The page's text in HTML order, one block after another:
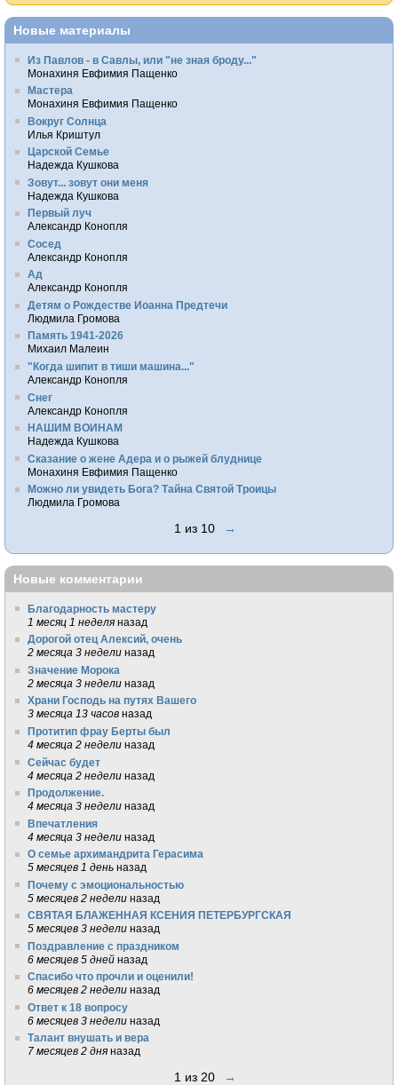
Новые материалы
Из Павлов - в Савлы, или "не зная броду..."
Монахиня Евфимия Пащенко
Мастера
Монахиня Евфимия Пащенко
Вокруг Солнца
Илья Криштул
Царской Семье
Надежда Кушкова
Зовут... зовут они меня
Надежда Кушкова
Первый луч
Александр Конопля
Сосед
Александр Конопля
Ад
Александр Конопля
Детям о Рождестве Иоанна Предтечи
Людмила Громова
Память 1941-2026
Михаил Малеин
"Когда шипит в тиши машина..."
Александр Конопля
Снег
Александр Конопля
НАШИМ ВОИНАМ
Надежда Кушкова
Сказание о жене Адера и о рыжей блуднице
Монахиня Евфимия Пащенко
Можно ли увидеть Бога? Тайна Святой Троицы
Людмила Громова
1 из 10 →
Новые комментарии
Благодарность мастеру
1 месяц 1 неделя назад
Дорогой отец Алексий, очень
2 месяца 3 недели назад
Значение Морока
2 месяца 3 недели назад
Храни Господь на путях Вашего
3 месяца 13 часов назад
Протитип фрау Берты был
4 месяца 2 недели назад
Сейчас будет
4 месяца 2 недели назад
Продолжение.
4 месяца 3 недели назад
Впечатления
4 месяца 3 недели назад
О семье архимандрита Герасима
5 месяцев 1 день назад
Почему с эмоциональностью
5 месяцев 2 недели назад
СВЯТАЯ БЛАЖЕННАЯ КСЕНИЯ ПЕТЕРБУРГСКАЯ
5 месяцев 3 недели назад
Поздравление с праздником
6 месяцев 5 дней назад
Спасибо что прочли и оценили!
6 месяцев 2 недели назад
Ответ к 18 вопросу
6 месяцев 3 недели назад
Талант внушать и вера
7 месяцев 2 дня назад
1 из 20 →